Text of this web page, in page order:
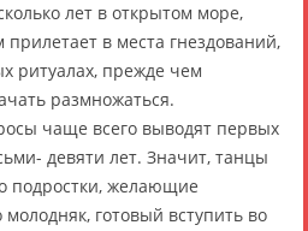
лет в открытом море,
прилетает в места гнездований,
ритуалах, прежде чем
размножаться.
чаще всего выводят первых
девяти лет. Значит, танцы
подростки, желающие
готовый вступить во